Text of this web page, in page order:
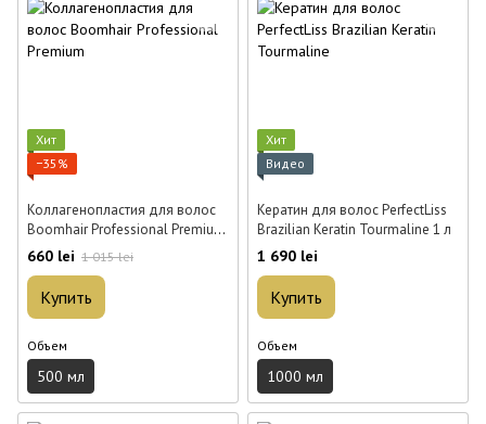
Хит
−35%
Коллагенопластия для волос
Boomhair Professional Premium
500 мл
660 lei 1 015 lei
Купить
Объем
500 мл
Хит
Видео
Кератин для волос PerfectLiss
Brazilian Keratin Tourmaline 1 л
1 690 lei
Купить
Объем
1000 мл